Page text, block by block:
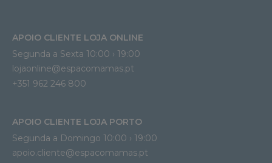
APOIO CLIENTE LOJA ONLINE
Segunda a Sexta 10:00 › 19:00
lojaonline@espacomamas.pt
+351 962 246 800
APOIO CLIENTE LOJA PORTO
Segunda a Domingo 10:00 › 19:00
apoio.cliente@espacomamas.pt